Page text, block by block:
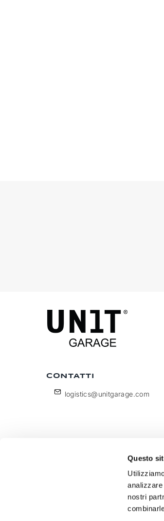
Questo
nostri
CONTATTI
logistics@unitgarage.com